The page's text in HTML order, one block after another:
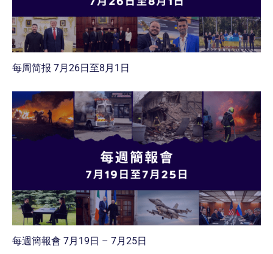
每周简报 7月26日至8月1日
每週簡報會 7月19日 – 7月25日